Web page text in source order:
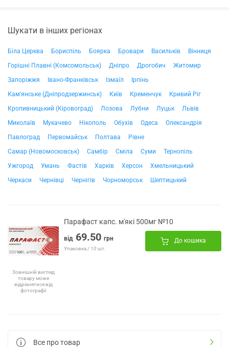
Шукати в інших регіонах
Біла Церква Бориспіль Боярка Бровари Васильків
Вінниця
Горішні Плавні (Комсомольськ)
Дніпро Дрогобич
Житомир
Запоріжжя
Івано-Франківськ Ізмаїл
Ірпінь
Кам'янське (Дніпродзержинськ)
Київ Кременчук
Кривий Ріг
Кропивницький (Кіровоград)
Лозова Лубни Луцьк
Львів
Миколаїв
Мукачево Нікополь Обухів Одеса
Олександрія
Павлоград
Первомайськ Полтава
Рівне
Самар (Новомосковськ)
Самбір Сміла Суми
Тернопіль
Ужгород
Умань Фастів Харків Херсон
Хмельницький
Черкаси
Чернівці Чернігів Чорноморськ Шептицький
Зовнішній вигляд
товару може
відрізнятися від
фотографії
Парафаст капс. м'які 500мг №10
від 69.50 грн
Упаковка / 10 шт.
До кошика
Все про товар